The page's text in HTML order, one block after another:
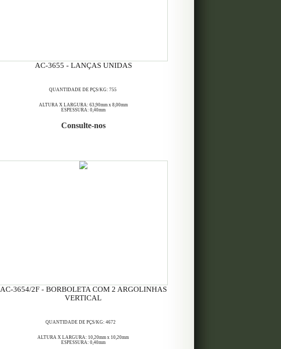
AC-3655 - LANÇAS UNIDAS
QUANTIDADE DE PÇS/KG: 755
ALTURA X LARGURA: 63,90mm x 8,00mm
ESPESSURA: 0,40mm
Consulte-nos
AC-3654/2F - BORBOLETA COM 2 ARGOLINHAS
VERTICAL
QUANTIDADE DE PÇS/KG: 4672
ALTURA X LARGURA: 10,20mm x 10,20mm
ESPESSURA: 0,40mm